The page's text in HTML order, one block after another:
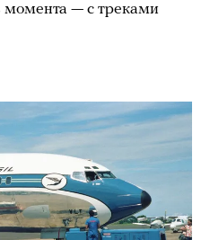
момента — с треками